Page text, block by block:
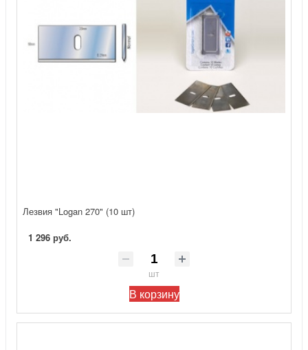
Лезвия "Logan 270" (10 шт)
1 296 руб.
шт
В корзину